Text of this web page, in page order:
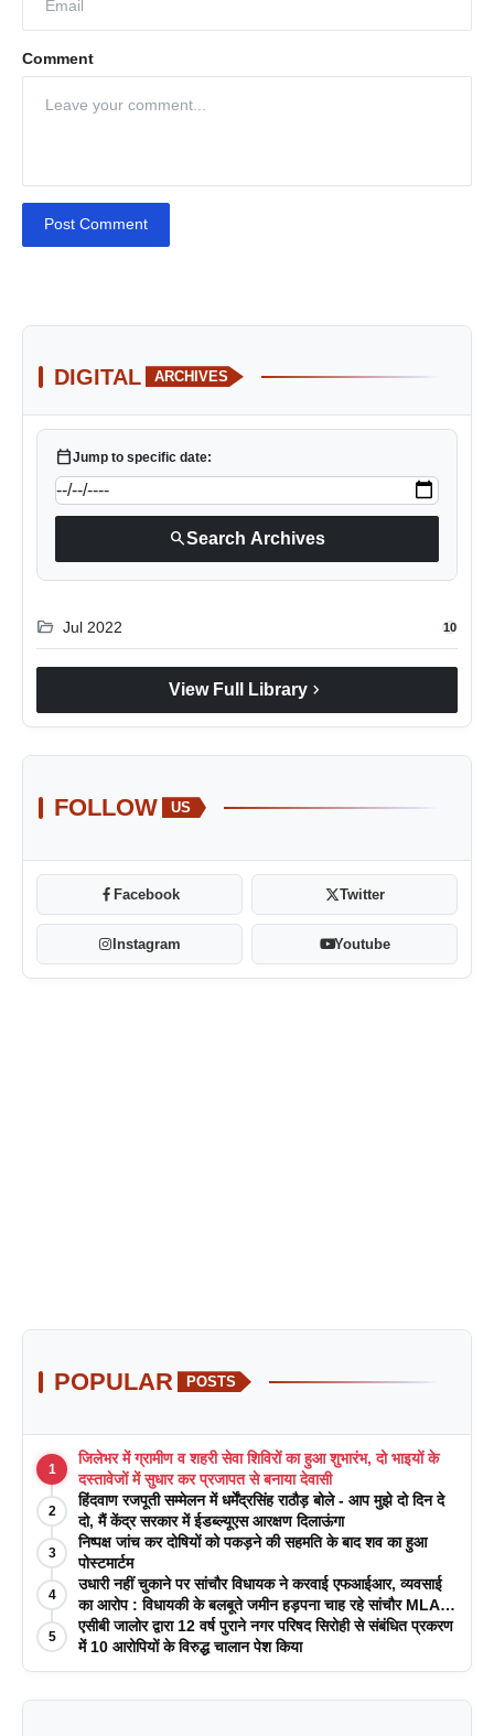
Comment
Post Comment
DIGITAL ARCHIVES
calendar_todayJump to specific date:
searchSearch Archives
folder_open Jul 2022 10
View Full Library chevron_right
FOLLOW US
Facebook Twitter
Instagram Youtube
POPULAR POSTS
1
जिलेभर में ग्रामीण व शहरी सेवा शिविरों का हुआ शुभारंभ, दो भाइयों के
दस्तावेजों में सुधार कर प्रजापत से बनाया देवासी
2
हिंदवाण रजपूती सम्मेलन में धर्मेंद्रसिंह राठौड़ बोले - आप मुझे दो दिन दे
दो, मैं केंद्र सरकार में ईडब्ल्यूएस आरक्षण दिलाऊंगा
3
निष्पक्ष जांच कर दोषियों को पकड़ने की सहमति के बाद शव का हुआ
पोस्टमार्टम
4
उधारी नहीं चुकाने पर सांचौर विधायक ने करवाई एफआईआर, व्यवसाई
का आरोप : विधायकी के बलबूते जमीन हड़पना चाह रहे सांचौर MLA
जीवाराम !
5
एसीबी जालोर द्वारा 12 वर्ष पुराने नगर परिषद सिरोही से संबंधित प्रकरण
में 10 आरोपियों के विरुद्ध चालान पेश किया